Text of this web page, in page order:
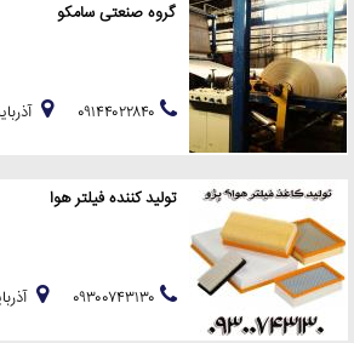
گروه صنعتی سامکو
تولید کننده فیلتر هوا